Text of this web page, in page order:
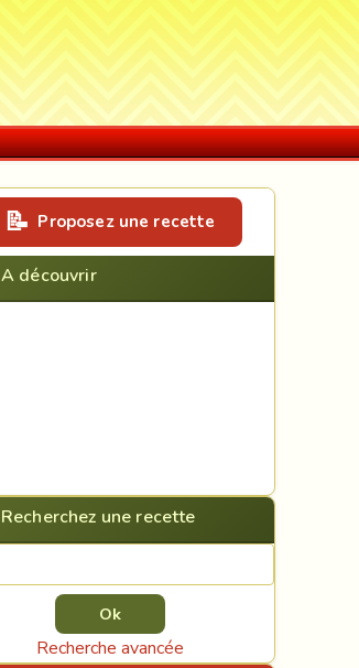
Proposez une recette
A découvrir
Recherchez une recette
Recherche avancée